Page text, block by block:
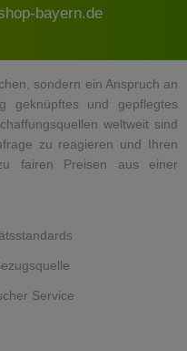
bayern.de
sondern ein Anspruch an
geknüpftes und gepflegtes
weltweit sind
zu reagieren und Ihren
zu fairen Preisen aus einer
Service